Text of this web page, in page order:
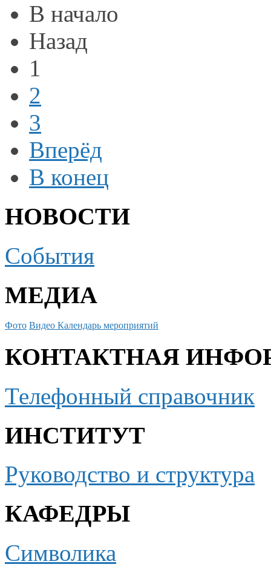
В начало
Назад
1
2
3
Вперёд
В конец
НОВОСТИ
События
МЕДИА
Фото Видео Календарь мероприятий
КОНТАКТНАЯ
Телефонный справочник
ИНСТИТУТ
Руководство и структура
КАФЕДРЫ
Символика